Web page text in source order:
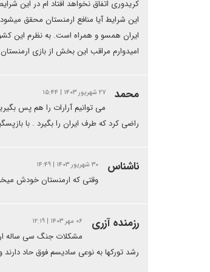
این شرایط آیا منافع ارمنستان محقق
ایران همسو و همراه است. به نظرم این کشور
امیدوارم مراقب این بخش از بازی
محمد ۲۷ شهریور ۱۴۰۳ | ۱۵:۴۴
می توانیم آرارات را هم پس
راضی کرد که طرف ایران را بگیرد . با
ناشناس ۳۰ شهریور ۱۴۰۳ | ۱۴:۴۹
وقتی که ارمنستان خودش
رزمنده آزری ۰۶ مهر ۱۴۰۳ | ۱۲:۱۹
مشکلات جنگ سی ساله
رشد تورکها به نوعی سادیسم فوق حاد